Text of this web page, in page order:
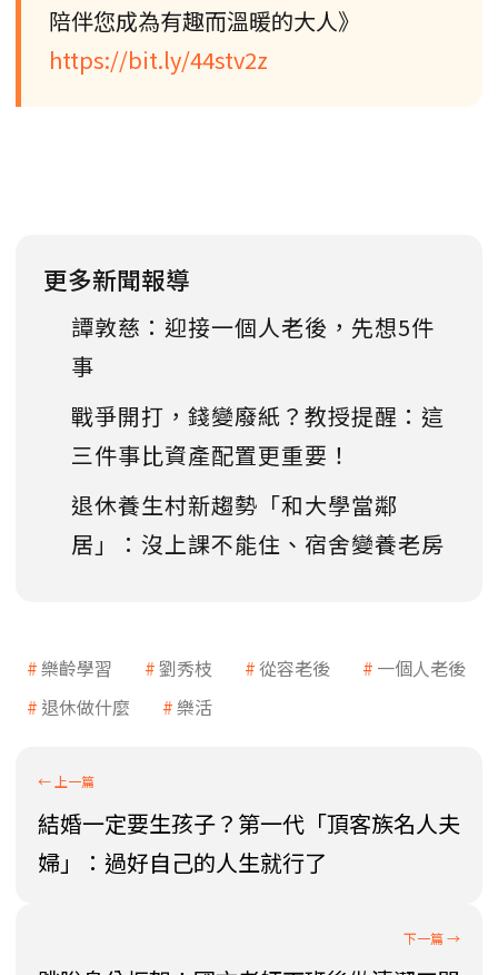
陪伴您成為有趣而溫暖的大人》
https://bit.ly/44stv2z
更多新聞報導
譚敦慈：迎接一個人老後，先想5件
事
戰爭開打，錢變廢紙？教授提醒：這
三件事比資產配置更重要！
退休養生村新趨勢「和大學當鄰
居」：沒上課不能住、宿舍變養老房
樂齡學習 劉秀枝 從容老後
一個人老後
退休做什麼
樂活
結婚一定要生孩子？第一代「頂客族名人夫
婦」：過好自己的人生就行了